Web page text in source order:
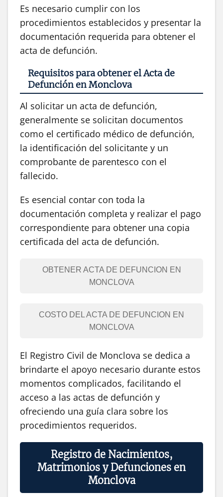
Es necesario cumplir con los
procedimientos establecidos y presentar la
documentación requerida para obtener el
acta de defunción.
Requisitos para obtener el Acta de
Defunción en Monclova
Al solicitar un acta de defunción,
generalmente se solicitan documentos
como el certificado médico de defunción,
la identificación del solicitante y un
comprobante de parentesco con el
fallecido.
Es esencial contar con toda la
documentación completa y realizar el pago
correspondiente para obtener una copia
certificada del acta de defunción.
OBTENER ACTA DE DEFUNCION EN
MONCLOVA
COSTO DEL ACTA DE DEFUNCION EN
MONCLOVA
El Registro Civil de Monclova se dedica a
brindarte el apoyo necesario durante estos
momentos complicados, facilitando el
acceso a las actas de defunción y
ofreciendo una guía clara sobre los
procedimientos requeridos.
Registro de Nacimientos,
Matrimonios y Defunciones en
Monclova